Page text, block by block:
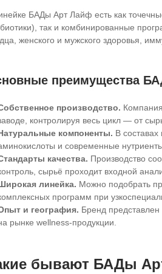
БАДы Арт Лайф есть как
так и комбинированные
женского и мужского здоровья,
преимущества
производство.
контролируя весь цикл — от
компоненты. В
и современные
качества. Производство
сырьё проходит входной
линейка. Можно подобрать
программ при
и география. Бренд
рынке wellness‑продукции.
бывают БАДы